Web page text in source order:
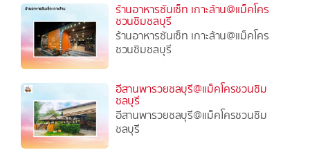
ร้านอาหารซันเซ็ท เกาะล้าน@แม็คโคร
ชวนชิมชลบุรี
ร้านอาหารซันเซ็ท เกาะล้าน@แม็คโคร
ชวนชิมชลบุรี
อีสานพารวยชลบุรี@แม็คโครชวนชิม
ชลบุรี
อีสานพารวยชลบุรี@แม็คโครชวนชิม
ชลบุรี